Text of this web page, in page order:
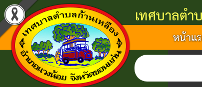
เทศบาลตำ
หน้าแ
แนะนำ
เทศบาล
งาน
บริการ
โครงสร้าง
องค์กร
ศูนย์
ข้อมูล
ติดต่อ
ข้อมูล